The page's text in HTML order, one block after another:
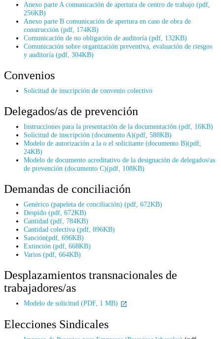
Anexo parte A comunicación de apertura de centro de trabajo (pdf,
256KB)
Anexo parte B comunicación de apertura en caso de obra de
construcción (pdf, 174KB)
Comunicación de no obligación de auditoría (pdf, 132KB)
Comunicación sobre organización preventiva, evaluación de riesgos
y auditoría (pdf, 304KB)
Convenios
Solicitud de inscripción de convenio colectivo
Delegados/as de prevención
Instrucciones para la presentación de la documentación (pdf, 16KB)
Solicitud de inscripción (documento A)(pdf, 588KB)
Modelo de autorización a la o el solicitante (documento B)(pdf,
24KB)
Modelo de documento acreditativo de la designación de delegados/as
de prevención (documento C)(pdf, 108KB)
Demandas de conciliación
Genérico (papeleta de conciliación) (pdf, 672KB)
Despido (pdf, 672KB)
Cantidad (pdf, 784KB)
Cantidad colectiva (pdf, 896KB)
Sanción(pdf, 696KB)
Extinción (pdf, 668KB)
Varios (pdf, 664KB)
Desplazamientos transnacionales de
trabajadores/as
Modelo de solicitud (PDF, 1 MB)
Elecciones Sindicales